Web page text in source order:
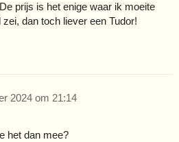
prijs is het enige waar ik moeite
zei, dan toch liever een Tudor!
2024 om 21:14
het dan mee?